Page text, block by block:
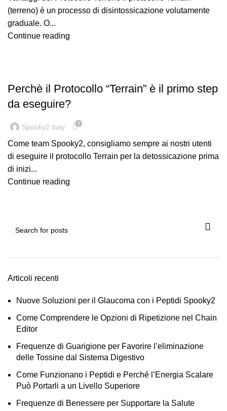
(terreno) è un processo di disintossicazione volutamente
graduale. O...
Continue reading
Perchè il Protocollo “Terrain” è il primo step
da eseguire?
Spooky2 Italy 0
Come team Spooky2, consigliamo sempre ai nostri utenti
di eseguire il protocollo Terrain per la detossicazione prima
di inizi...
Continue reading
Articoli recenti
Nuove Soluzioni per il Glaucoma con i Peptidi Spooky2
Come Comprendere le Opzioni di Ripetizione nel Chain
Editor
Frequenze di Guarigione per Favorire l’eliminazione
delle Tossine dal Sistema Digestivo
Come Funzionano i Peptidi e Perché l’Energia Scalare
Può Portarli a un Livello Superiore
Frequenze di Benessere per Supportare la Salute